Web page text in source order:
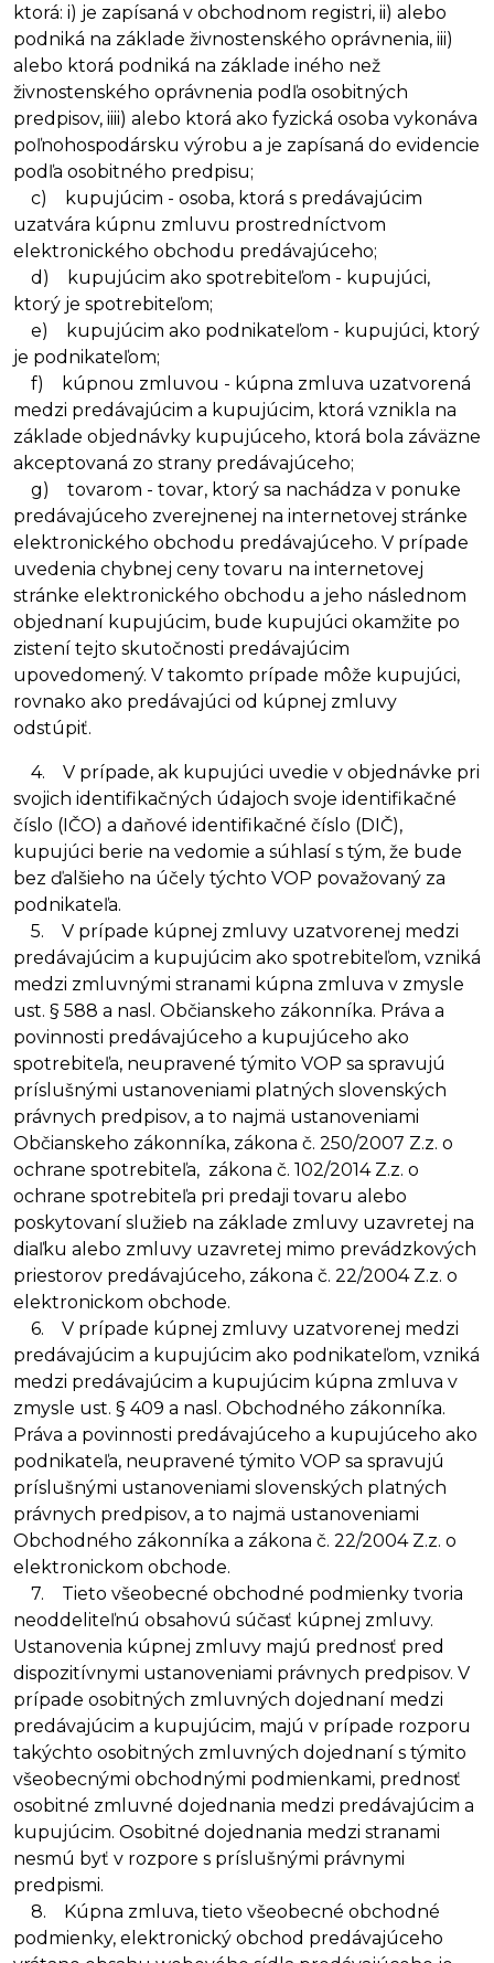
ktorá: i) je zapísaná v obchodnom registri, ii) alebo
podniká na základe živnostenského oprávnenia, iii)
alebo ktorá podniká na základe iného než
živnostenského oprávnenia podľa osobitných
predpisov, iiii) alebo ktorá ako fyzická osoba vykonáva
poľnohospodársku výrobu a je zapísaná do evidencie
podľa osobitného predpisu;
c) kupujúcim - osoba, ktorá s predávajúcim
uzatvára kúpnu zmluvu prostredníctvom
elektronického obchodu predávajúceho;
d) kupujúcim ako spotrebiteľom - kupujúci,
ktorý je spotrebiteľom;
e) kupujúcim ako podnikateľom - kupujúci, ktorý
je podnikateľom;
f) kúpnou zmluvou - kúpna zmluva uzatvorená
medzi predávajúcim a kupujúcim, ktorá vznikla na
základe objednávky kupujúceho, ktorá bola záväzne
akceptovaná zo strany predávajúceho;
g) tovarom - tovar, ktorý sa nachádza v ponuke
predávajúceho zverejnenej na internetovej stránke
elektronického obchodu predávajúceho. V prípade
uvedenia chybnej ceny tovaru na internetovej
stránke elektronického obchodu a jeho následnom
objednaní kupujúcim, bude kupujúci okamžite po
zistení tejto skutočnosti predávajúcim
upovedomený. V takomto prípade môže kupujúci,
rovnako ako predávajúci od kúpnej zmluvy
odstúpiť.
4. V prípade, ak kupujúci uvedie v objednávke pri
svojich identifikačných údajoch svoje identifikačné
číslo (IČO) a daňové identifikačné číslo (DIČ),
kupujúci berie na vedomie a súhlasí s tým, že bude
bez ďalšieho na účely týchto VOP považovaný za
podnikateľa.
5. V prípade kúpnej zmluvy uzatvorenej medzi
predávajúcim a kupujúcim ako spotrebiteľom, vzniká
medzi zmluvnými stranami kúpna zmluva v zmysle
ust. § 588 a nasl. Občianskeho zákonníka. Práva a
povinnosti predávajúceho a kupujúceho ako
spotrebiteľa, neupravené týmito VOP sa spravujú
príslušnými ustanoveniami platných slovenských
právnych predpisov, a to najmä ustanoveniami
Občianskeho zákonníka, zákona č. 250/2007 Z.z. o
ochrane spotrebiteľa, zákona č. 102/2014 Z.z. o
ochrane spotrebiteľa pri predaji tovaru alebo
poskytovaní služieb na základe zmluvy uzavretej na
diaľku alebo zmluvy uzavretej mimo prevádzkových
priestorov predávajúceho, zákona č. 22/2004 Z.z. o
elektronickom obchode.
6. V prípade kúpnej zmluvy uzatvorenej medzi
predávajúcim a kupujúcim ako podnikateľom, vzniká
medzi predávajúcim a kupujúcim kúpna zmluva v
zmysle ust. § 409 a nasl. Obchodného zákonníka.
Práva a povinnosti predávajúceho a kupujúceho ako
podnikateľa, neupravené týmito VOP sa spravujú
príslušnými ustanoveniami slovenských platných
právnych predpisov, a to najmä ustanoveniami
Obchodného zákonníka a zákona č. 22/2004 Z.z. o
elektronickom obchode.
7. Tieto všeobecné obchodné podmienky tvoria
neoddeliteľnú obsahovú súčasť kúpnej zmluvy.
Ustanovenia kúpnej zmluvy majú prednosť pred
dispozitívnymi ustanoveniami právnych predpisov. V
prípade osobitných zmluvných dojednaní medzi
predávajúcim a kupujúcim, majú v prípade rozporu
takýchto osobitných zmluvných dojednaní s týmito
všeobecnými obchodnými podmienkami, prednosť
osobitné zmluvné dojednania medzi predávajúcim a
kupujúcim. Osobitné dojednania medzi stranami
nesmú byť v rozpore s príslušnými právnymi
predpismi.
8. Kúpna zmluva, tieto všeobecné obchodné
podmienky, elektronický obchod predávajúceho